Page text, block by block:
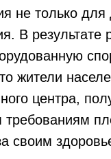
не только для
В результате
жители
центра,
требованиям
своим